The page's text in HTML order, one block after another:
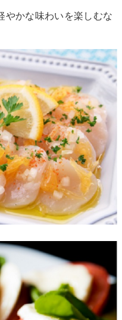
やかな味わいを楽しむな